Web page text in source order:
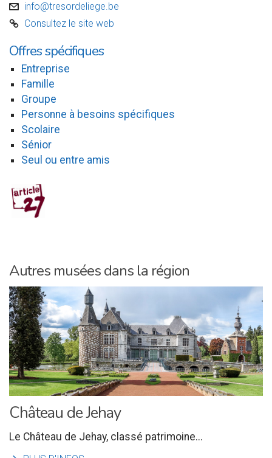
v info@tresordeliege.be
C Consultez le site web
Offres spécifiques
Entreprise
Famille
Groupe
Personne à besoins spécifiques
Scolaire
Sénior
Seul ou entre amis
Autres musées dans la région
Château de Jehay
Le Château de Jehay, classé patrimoine...